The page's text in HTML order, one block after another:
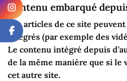
Contenu embarqué
Les articles de ce site
intégrés (par exemple des
Le contenu intégré depuis
de la même manière que si
cet autre site.